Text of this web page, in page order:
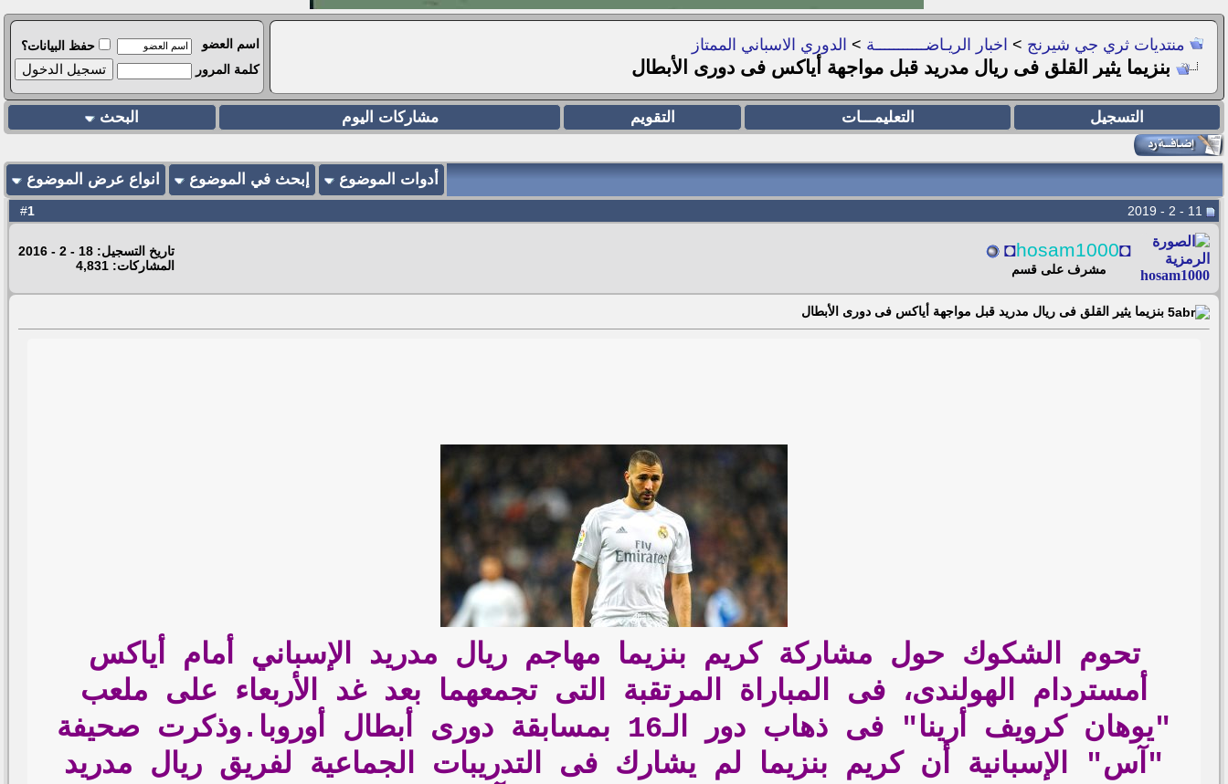
منتديات ثري جي شيرنج > اخبار الريـاضـــــــــــة > الدوري الاسباني الممتاز
بنزيما يثير القلق فى ريال مدريد قبل مواجهة أياكس فى دورى الأبطال
اسم العضو
حفظ البيانات؟
كلمة المرور
التسجيل التعليمـــات التقويم مشاركات اليوم البحث
أدوات الموضوع إبحث في الموضوع انواع عرض الموضوع
1
◘
hosam1000
◘
مشرف على قسم
تاريخ التسجيل: 18 - 2 - 2016
المشاركات: 4,831
بنزيما يثير القلق فى ريال مدريد قبل مواجهة أياكس فى دورى الأبطال
تحوم الشكوك حول مشاركة كريم بنزيما مهاجم ريال مدريد الإسباني أمام أياكس
أمستردام الهولندى، فى المباراة المرتقبة التى تجمعهما بعد غد الأربعاء على ملعب
"يوهان كرويف أرينا" فى ذهاب دور الـ16 بمسابقة دورى أبطال أوروبا.وذكرت صحيفة
"آس" الإسبانية أن كريم بنزيما لم يشارك فى التدريبات الجماعية لفريق ريال مدريد